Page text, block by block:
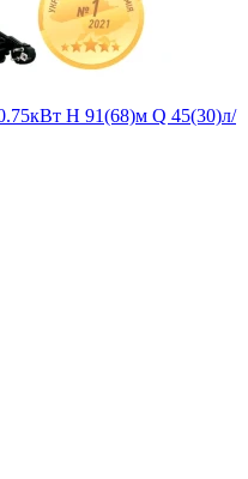
H 91(68)м Q 45(30)л/